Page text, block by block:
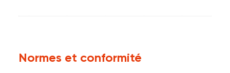
Normes et conformité